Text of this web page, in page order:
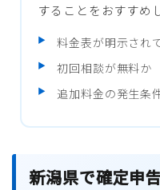
することをおすすめ
料金表が明示され
初回相談が無料か
追加料金の発生条
新潟県で確定申